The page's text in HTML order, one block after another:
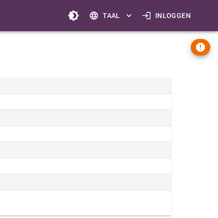
TAAL INLOGGEN